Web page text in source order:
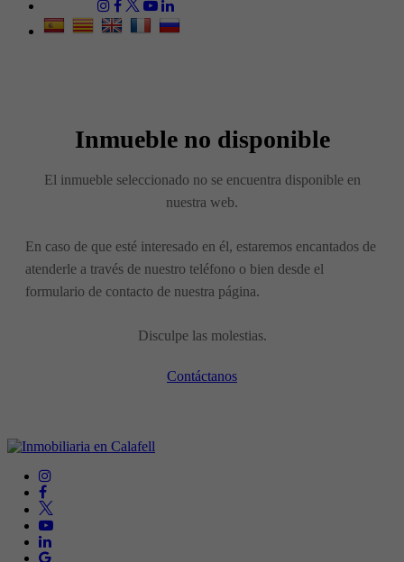
Inmueble no disponible
El inmueble seleccionado no se encuentra disponible en
nuestra web.
En caso de que esté interesado en él, estaremos encantados de
atenderle a través de nuestro teléfono o bien desde el
formulario de contacto de nuestra página.
Disculpe las molestias.
Contáctanos